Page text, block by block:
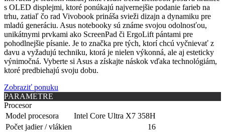
s OLED displejmi, ktoré ponúkajú najvernejšie podanie farieb na
trhu, zatiaľ čo rad Vivobook prináša svieži dizajn a dynamiku pre
mladú generáciu. Asus notebooky sú známe svojou odolnosťou,
unikátnymi prvkami ako ScreenPad či ErgoLift pántami pre
pohodlnejšie písanie. Je to značka pre tých, ktorí chcú vyčnievať z
davu a vyžadujú techniku, ktorá je nielen výkonná, ale aj esteticky
výnimočná. Vyberte si Asus a získajte náskok vďaka technológiám,
ktoré predbiehajú svoju dobu.
Zobraziť ponuku
PARAMETRE
Procesor
Model procesora
Intel Core Ultra X7 358H
Počet jadier / vlákien
16